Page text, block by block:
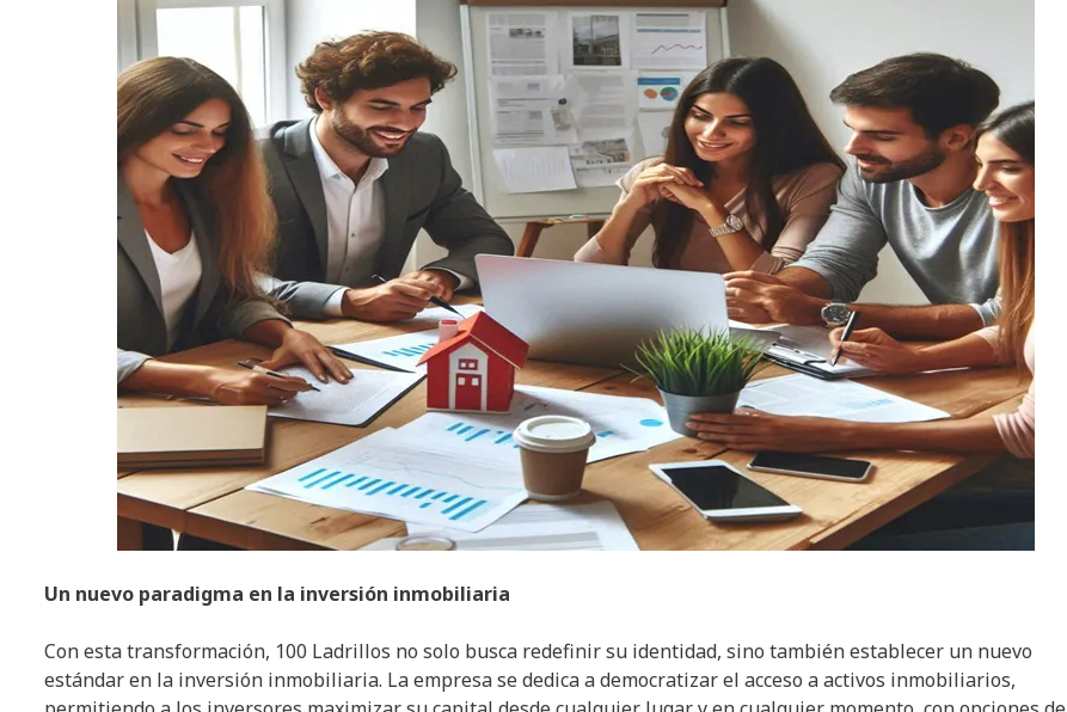
Un nuevo paradigma en la inversión inmobiliaria
Con esta transformación, 100 Ladrillos no solo busca redefinir su identidad, sino también establecer un nuevo
estándar en la inversión inmobiliaria. La empresa se dedica a democratizar el acceso a activos inmobiliarios,